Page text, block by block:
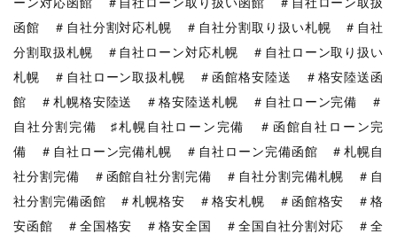
函館 ＃自社分割対応札幌 ＃自社分割取り扱い札幌 ＃自社
分割取扱札幌 ＃自社ローン対応札幌 ＃自社ローン取り扱い
札幌 ＃自社ローン取扱札幌 ＃函館格安陸送 ＃格安陸送函
館 ＃札幌格安陸送 ＃格安陸送札幌 ＃自社ローン完備 ＃
自社分割完備 ♯札幌自社ローン完備 ＃函館自社ローン完
備 ＃自社ローン完備札幌 ＃自社ローン完備函館 ＃札幌自
社分割完備 ＃函館自社分割完備 ＃自社分割完備札幌 ＃自
社分割完備函館 ＃札幌格安 ＃格安札幌 ＃函館格安 ＃格
安函館 ＃全国格安 ＃格安全国 ＃全国自社分割対応 ＃全